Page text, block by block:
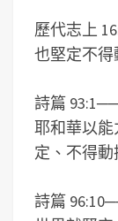
歷代志上
也堅定不得
詩篇 93:1
耶和華以
定、不得動
詩篇 96:10